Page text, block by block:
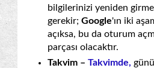
bilgilerinizi yeniden
gerekir; Google'ın iki
açıksa, bu da oturum
parçası olacaktır.
Takvim – Takvimde,